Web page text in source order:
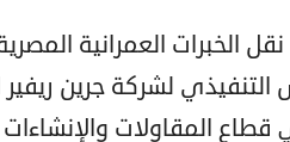
العمرانية
لشركة جرين ريفير
المقاولات والإنشاءات